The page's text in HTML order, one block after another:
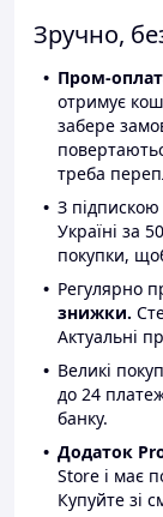
Зручно,
Пром-
отримує
забере
треба
З
Україні за
покупки,
Регулярно
знижки.
Актуальні
Великі
до 24
банку.
Додаток
Store і має
Купуйте зі